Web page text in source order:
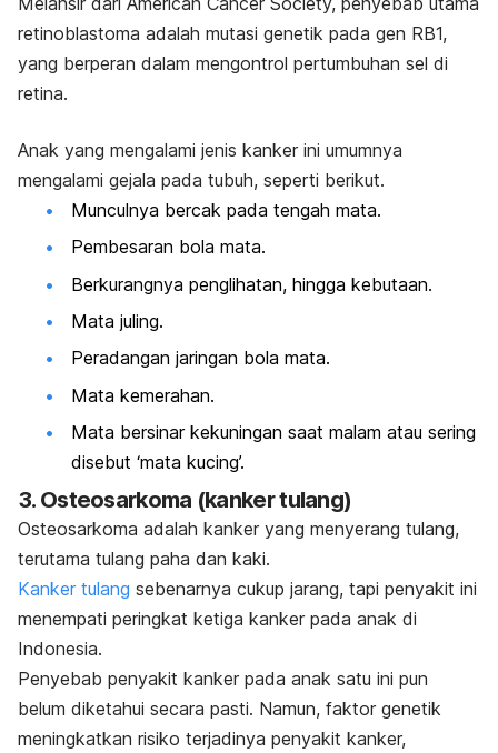
retinoblastoma adalah mutasi genetik pada gen RB1,
yang berperan dalam mengontrol pertumbuhan sel di
retina.
Anak yang mengalami jenis kanker ini umumnya
mengalami gejala pada tubuh, seperti berikut.
Munculnya bercak pada tengah mata.
Pembesaran bola mata.
Berkurangnya penglihatan, hingga kebutaan.
Mata juling.
Peradangan jaringan bola mata.
Mata kemerahan.
Mata bersinar kekuningan saat malam atau sering
disebut ‘mata kucing’.
3. Osteosarkoma (kanker tulang)
Osteosarkoma adalah kanker yang menyerang tulang,
terutama tulang paha dan kaki.
Kanker tulang sebenarnya cukup jarang, tapi penyakit ini
menempati peringkat ketiga kanker pada anak di
Indonesia.
Penyebab penyakit kanker pada anak satu ini pun
belum diketahui secara pasti. Namun, faktor genetik
meningkatkan risiko terjadinya penyakit kanker,